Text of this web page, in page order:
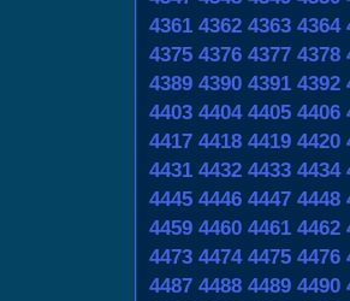
4361 4362 4363 4364
4375 4376 4377 4378
4389 4390 4391 4392
4403 4404 4405 4406
4417 4418 4419 4420
4431 4432 4433 4434
4445 4446 4447 4448
4459 4460 4461 4462
4473 4474 4475 4476
4487 4488 4489 4490